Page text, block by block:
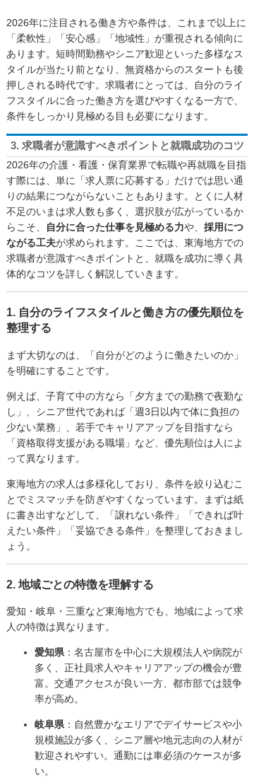
2026年に注目される働き方や条件は、これまで以上に
「柔軟性」「安心感」「地域性」が重視される傾向に
あります。短時間勤務やシニア歓迎といった多様なス
タイルが当たり前となり、無資格からのスタートも後
押しされる時代です。求職者にとっては、自分のライ
フスタイルに合った働き方を選びやすくなる一方で、
条件をしっかり見極める目も必要になります。
3. 求職者が意識すべきポイントと就職成功のコツ
2026年の介護・看護・保育業界で転職や再就職を目指
す際には、単に「求人票に応募する」だけでは思い通
りの結果につながらないこともあります。とくに人材
不足のいまは求人数も多く、選択肢が広がっているか
らこそ、
自分に合った仕事を見極める力や、 採用につ
ながる工夫が求められます。ここでは、東海地方での
求職者が意識すべきポイントと、就職を成功に導く具
体的なコツを詳しく解説していきます。
1. 自分のライフスタイルと働き方の優先順位を
整理する
まず大切なのは、「自分がどのように働きたいのか」
を明確にすることです。
例えば、子育て中の方なら「夕方までの勤務で夜勤な
し」、シニア世代であれば「週3日以内で体に負担の
少ない業務」、若手でキャリアアップを目指すなら
「資格取得支援がある職場」など、優先順位は人によ
って異なります。
東海地方の求人は多様化しており、条件を絞り込むこ
とでミスマッチを防ぎやすくなっています。まずは紙
に書き出すなどして、「譲れない条件」「できれば叶
えたい条件」「妥協できる条件」を整理しておきまし
ょう。
2. 地域ごとの特徴を理解する
愛知・岐阜・三重など東海地方でも、地域によって求
人の特徴は異なります。
愛知県：名古屋市を中心に大規模法人や病院が
多く、正社員求人やキャリアアップの機会が豊
富。交通アクセスが良い一方、都市部では競争
率が高め。
岐阜県：自然豊かなエリアでデイサービスや小
規模施設が多く、シニア層や地元志向の人材が
歓迎されやすい。通勤には車必須のケースが多
い。